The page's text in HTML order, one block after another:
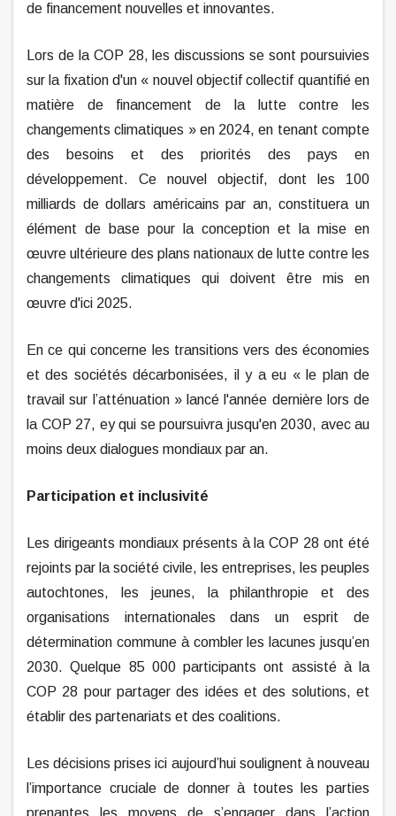
de financement nouvelles et innovantes.
Lors de la COP 28, les discussions se sont poursuivies
sur la fixation d'un « nouvel objectif collectif quantifié en
matière de financement de la lutte contre les
changements climatiques » en 2024, en tenant compte
des besoins et des priorités des pays en
développement. Ce nouvel objectif, dont les 100
milliards de dollars américains par an, constituera un
élément de base pour la conception et la mise en
œuvre ultérieure des plans nationaux de lutte contre les
changements climatiques qui doivent être mis en
œuvre d'ici 2025.
En ce qui concerne les transitions vers des économies
et des sociétés décarbonisées, il y a eu « le plan de
travail sur l’atténuation » lancé l'année dernière lors de
la COP 27, ey qui se poursuivra jusqu'en 2030, avec au
moins deux dialogues mondiaux par an.
Participation et inclusivité
Les dirigeants mondiaux présents à la COP 28 ont été
rejoints par la société civile, les entreprises, les peuples
autochtones, les jeunes, la philanthropie et des
organisations internationales dans un esprit de
détermination commune à combler les lacunes jusqu’en
2030. Quelque 85 000 participants ont assisté à la
COP 28 pour partager des idées et des solutions, et
établir des partenariats et des coalitions.
Les décisions prises ici aujourd’hui soulignent à nouveau
l’importance cruciale de donner à toutes les parties
prenantes les moyens de s’engager dans l’action